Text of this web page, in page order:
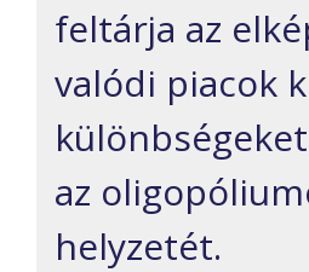
feltárja az
valódi piacok
különbségeket
az
helyzetét.